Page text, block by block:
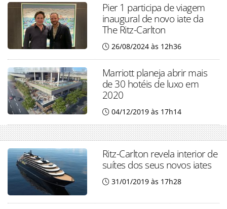
Pier 1 participa de viagem
inaugural de novo iate da
The Ritz-Carlton
26/08/2024 às 12h36
Marriott planeja abrir mais
de 30 hotéis de luxo em
2020
04/12/2019 às 17h14
Ritz-Carlton revela interior de
suítes dos seus novos iates
31/01/2019 às 17h28